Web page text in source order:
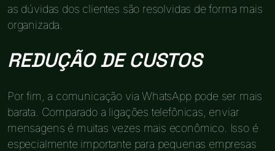
as dúvidas dos clientes são resolvidas de forma mais
organizada.
REDUÇÃO DE CUSTOS
Por fim, a comunicação via WhatsApp pode ser mais
barata. Comparado a ligações telefônicas, enviar
mensagens é muitas vezes mais econômico. Isso é
especialmente importante para pequenas empresas